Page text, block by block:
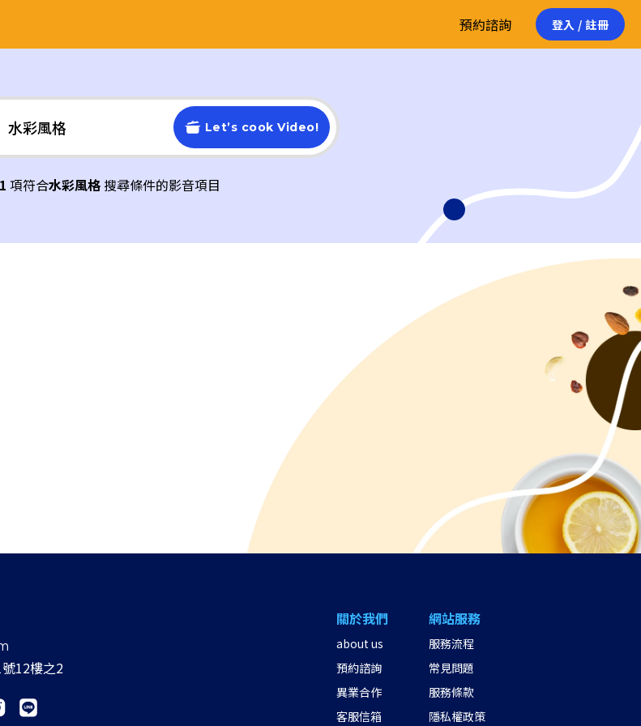
登入 / 註冊
預約諮詢
Let’s cook Video!
1 項符合水彩風格搜尋條件的影音項目
12樓之2
關於我們
about us
預約諮詢
異業合作
客服信箱
網站服務
服務流程
常見問題
服務條款
隱私權政策